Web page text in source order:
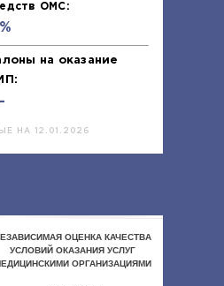
ОМС:
на оказание
НА 12.01.2026